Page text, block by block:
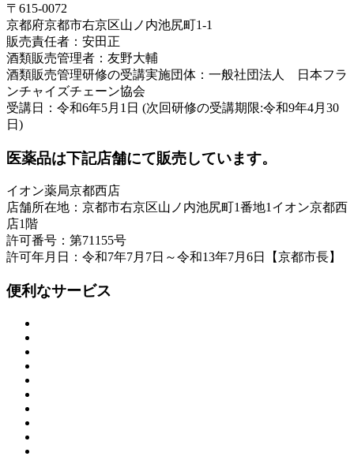
〒615-0072
京都府京都市右京区山ノ内池尻町1-1
販売責任者：安田正
酒類販売管理者：友野大輔
酒類販売管理研修の受講実施団体：一般社団法人 日本フラ
ンチャイズチェーン協会
受講日：令和6年5月1日 (次回研修の受講期限:令和9年4月30
日)
医薬品は下記店舗にて販売しています。
イオン薬局京都西店
店舗所在地：京都市右京区山ノ内池尻町1番地1イオン京都西
店1階
許可番号：第71155号
許可年月日：令和7年7月7日～令和13年7月6日【京都市長】
便利なサービス